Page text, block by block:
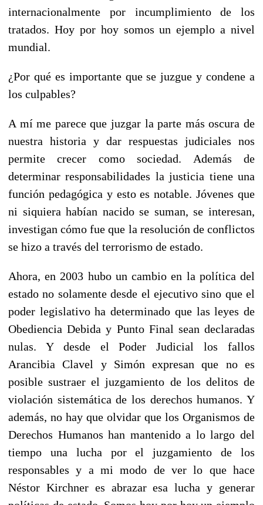
internacionalmente por incumplimiento de los
tratados. Hoy por hoy somos un ejemplo a nivel
mundial.
¿Por qué es importante que se juzgue y condene a
los culpables?
A mí me parece que juzgar la parte más oscura de
nuestra historia y dar respuestas judiciales nos
permite crecer como sociedad. Además de
determinar responsabilidades la justicia tiene una
función pedagógica y esto es notable. Jóvenes que
ni siquiera habían nacido se suman, se interesan,
investigan cómo fue que la resolución de conflictos
se hizo a través del terrorismo de estado.
Ahora, en 2003 hubo un cambio en la política del
estado no solamente desde el ejecutivo sino que el
poder legislativo ha determinado que las leyes de
Obediencia Debida y Punto Final sean declaradas
nulas. Y desde el Poder Judicial los fallos
Arancibia Clavel y Simón expresan que no es
posible sustraer el juzgamiento de los delitos de
violación sistemática de los derechos humanos. Y
además, no hay que olvidar que los Organismos de
Derechos Humanos han mantenido a lo largo del
tiempo una lucha por el juzgamiento de los
responsables y a mi modo de ver lo que hace
Néstor Kirchner es abrazar esa lucha y generar